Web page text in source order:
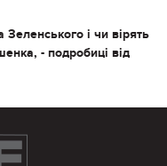
і чи вірять
- подробиці від